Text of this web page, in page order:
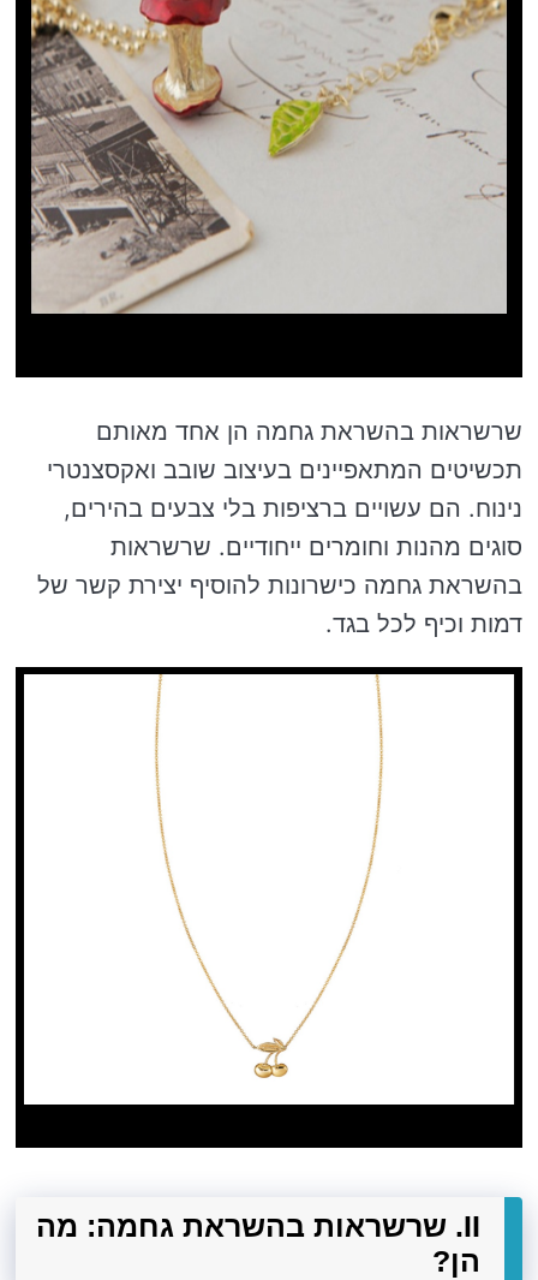
שרשראות בהשראת גחמה הן אחד מאותם
תכשיטים המתאפיינים בעיצוב שובב ואקסצנטרי
נינוח. הם עשויים ברציפות בלי צבעים בהירים,
סוגים מהנות וחומרים ייחודיים. שרשראות
בהשראת גחמה כישרונות להוסיף יצירת קשר של
דמות וכיף לכל בגד.
II. שרשראות בהשראת גחמה: מה
הן?